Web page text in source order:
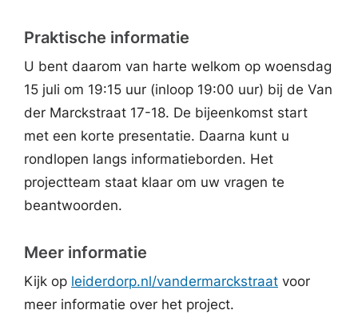
Praktische informatie
U bent daarom van harte welkom op woensdag
15 juli om 19:15 uur (inloop 19:00 uur) bij de Van
der Marckstraat 17-18. De bijeenkomst start
met een korte presentatie. Daarna kunt u
rondlopen langs informatieborden. Het
projectteam staat klaar om uw vragen te
beantwoorden.
Meer informatie
Kijk op leiderdorp.nl/vandermarckstraat voor
meer informatie over het project.